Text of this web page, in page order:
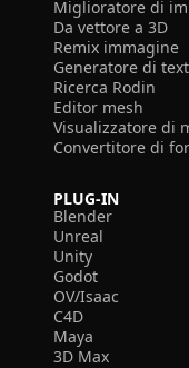
Miglioratore di
Da vettore a 3D
Remix immagine
Generatore di
Ricerca Rodin
Editor mesh
Visualizzatore di
Convertitore di
PLUG-IN
Blender
Unreal
Unity
Godot
OV/Isaac
C4D
Maya
3D Max